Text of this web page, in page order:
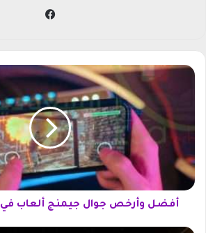
أ
و
ر
خ
ص
أفضل وأرخص جوال جيمنج ألعاب في